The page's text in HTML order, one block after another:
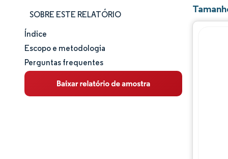
SOBRE ESTE RELATÓRIO
Tamanho e participação de mercado
Análise de mercado
Tendências e insights
Índice
Escopo e metodologia
Perguntas frequentes